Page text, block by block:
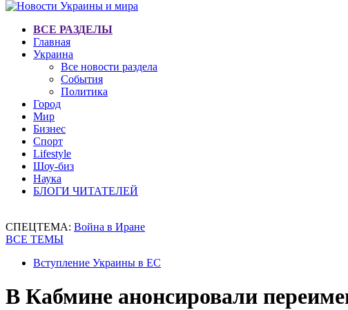
ВСЕ РАЗДЕЛЫ
Главная
Украина
Все новости раздела
События
Политика
Город
Мир
Бизнес
Спорт
Lifestyle
Шоу-биз
Наука
БЛОГИ ЧИТАТЕЛЕЙ
СПЕЦТЕМА: Война в Иране
ВСЕ ТЕМЫ
Вступление Украины в ЕС
В Кабмине анонсировали